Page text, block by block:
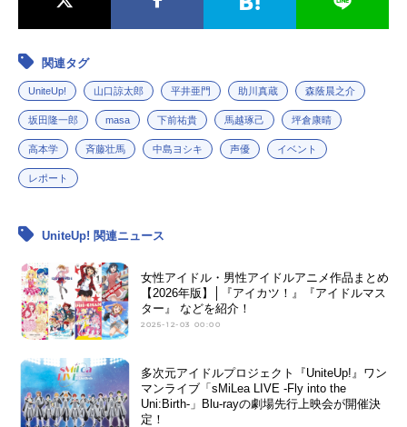
関連タグ
UniteUp! 山口諒太郎 平井亜門 助川真蔵 森蔭晨之介
坂田隆一郎 masa 下前祐貴 馬越琢己 坪倉康晴
高本学 斉藤壮馬 中島ヨシキ 声優 イベント
レポート
UniteUp! 関連ニュース
女性アイドル・男性アイドルアニメ作品まとめ
【2026年版】│『アイカツ！』『アイドルマス
ター』 などを紹介！
2025-12-03 00:00
多次元アイドルプロジェクト『UniteUp!』ワン
マンライブ「sMiLea LIVE -Fly into the
Uni:Birth-」Blu-rayの劇場先行上映会が開催決
定！